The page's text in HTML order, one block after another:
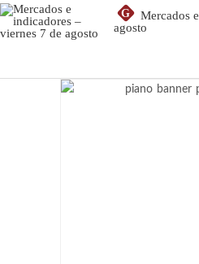
G
Mercados
agosto